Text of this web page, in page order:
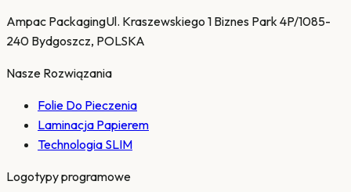
Ampac PackagingUl. Kraszewskiego 1 Biznes Park 4P/1085-
240 Bydgoszcz, POLSKA
Nasze Rozwiązania
Folie Do Pieczenia
Laminacja Papierem
Technologia SLIM
Logotypy programowe